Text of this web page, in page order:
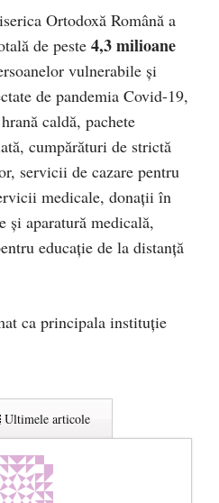
Ortodoxă Română a
de peste 4,3 milioane
vulnerabile și
de pandemia Covid-19,
caldă, pachete
cumpărături de strictă
servicii de cazare pentru
medicale, donații în
și aparatură medicală,
educație de la distanță
ca principala instituție
Ultimele articole